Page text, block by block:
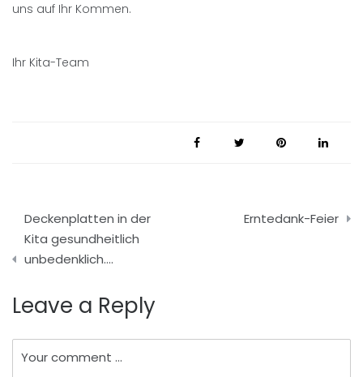
uns auf Ihr Kommen.
Ihr Kita-Team
Beitragsnavigation
Deckenplatten in der
Kita gesundheitlich
unbedenklich….
Erntedank-Feier
Leave a Reply